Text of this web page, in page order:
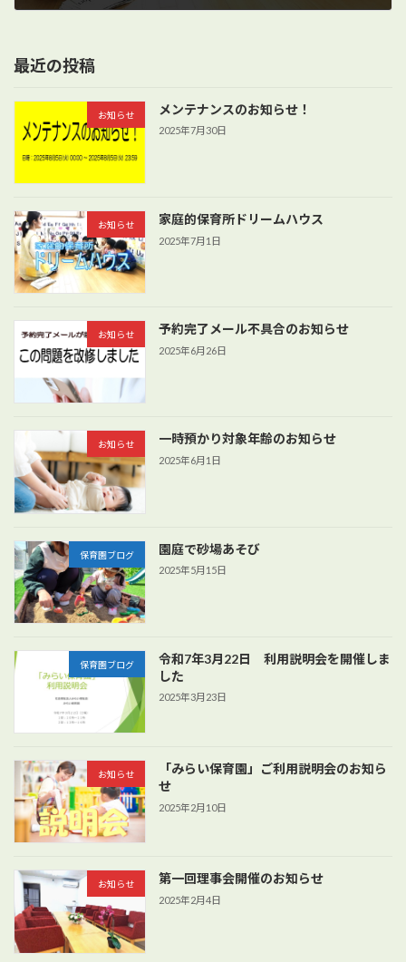
最近の投稿
お知らせ メンテナンスのお知らせ！
2025年7月30日
お知らせ 家庭的保育所ドリームハウス
2025年7月1日
お知らせ 予約完了メール不具合のお知らせ
2025年6月26日
お知らせ 一時預かり対象年齢のお知らせ
2025年6月1日
保育園ブログ 園庭で砂場あそび
2025年5月15日
保育園ブログ
令和7年3月22日 利用説明会を開催しま
した
2025年3月23日
お知らせ
「みらい保育園」ご利用説明会のお知ら
せ
2025年2月10日
お知らせ 第一回理事会開催のお知らせ
2025年2月4日